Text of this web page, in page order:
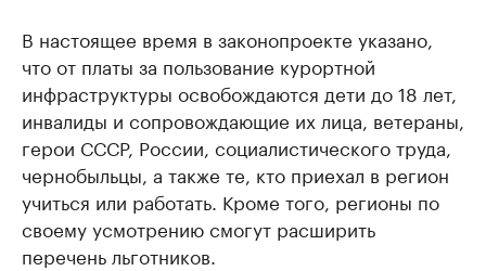
В настоящее время в законопроекте указано,
что от платы за пользование курортной
инфраструктуры освобождаются дети до 18 лет,
инвалиды и сопровождающие их лица, ветераны,
герои СССР, России, социалистического труда,
чернобыльцы, а также те, кто приехал в регион
учиться или работать. Кроме того, регионы по
своему усмотрению смогут расширить
перечень льготников.